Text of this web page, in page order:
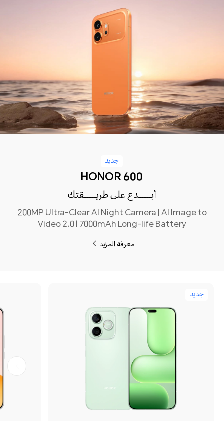
جديد
HONOR 600
أبـــــدع على طريـــــقتك
200MP Ultra-Clear AI Night Camera | AI Image to
Video 2.0 | 7000mAh Long-life Battery
معرفة المزيد
جديد